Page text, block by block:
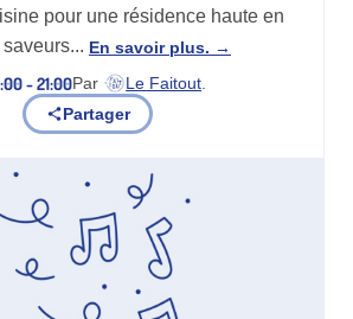
pour une résidence haute en
En savoir plus.
- 21:00Par Le Faitout
(nouvel onglet)
Partager